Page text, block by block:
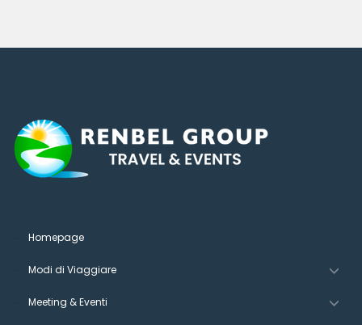
Homepage
Modi di Viaggiare
Meeting & Eventi